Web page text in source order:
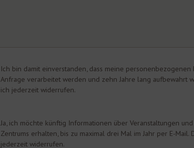
Ich bin damit einverstanden, dass meine
Anfrage verarbeitet werden und zehn Jahre lang aufbewahrt
ich jederzeit widerrufen.
Ja, ich möchte künftig Informationen über Veranstaltungen
Zentrums erhalten, bis zu maximal drei Mal im Jahr per E-Mail.
jederzeit widerrufen.